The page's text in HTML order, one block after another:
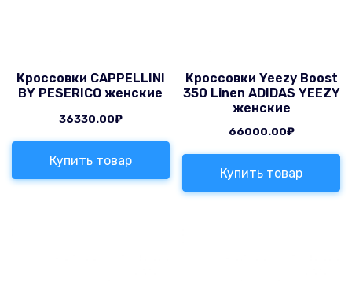
Кроссовки CAPPELLINI
BY PESERICO женские
36330.00₽
Купить товар
Кроссовки Yeezy Boost
350 Linen ADIDAS YEEZY
женские
66000.00₽
Купить товар